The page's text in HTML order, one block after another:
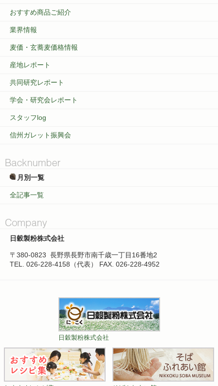
おすすめ商品ご紹介
業界情報
麦価・玄蕎麦価格情報
産地レポート
共同研究レポート
学会・研究会レポート
スタッフlog
信州ガレット振興会
月別一覧
全記事一覧
日穀製粉株式会社
〒380-0823 長野県長野市南千歳一丁目16番地2
TEL. 026-228-4158（代表）
FAX. 026-228-4952
日穀製粉株式会社